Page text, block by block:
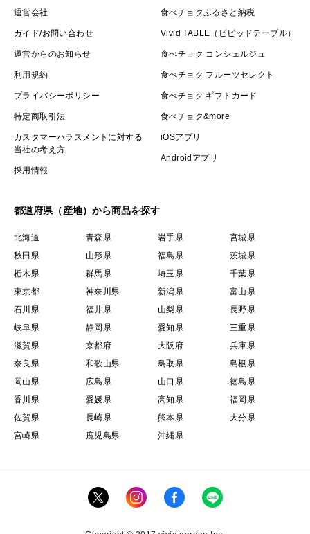
運営会社
ガイド/お問い合わせ
運営からのお知らせ
利用規約
プライバシーポリシー
特定商取引法
カスタマーハラスメントに対する
当社の考え方
採用情報
食べチョクふるさと納税
Vivid TABLE（ビビッドテーブル）
食べチョク コンシェルジュ
食べチョク フルーツセレクト
食べチョク ギフトカード
食べチョク&more
iOSアプリ
Androidアプリ
都道府県（産地）から商品を探す
北海道 青森県 岩手県
宮城県
秋田県
山形県 福島県
茨城県
栃木県
群馬県 埼玉県
千葉県
東京都
神奈川県 新潟県
富山県
石川県
福井県 山梨県
長野県
岐阜県
静岡県 愛知県
三重県
滋賀県
京都府 大阪府
兵庫県
奈良県
和歌山県 鳥取県
島根県
岡山県
広島県 山口県
徳島県
香川県
愛媛県 高知県
福岡県
佐賀県
長崎県 熊本県
大分県
宮崎県
鹿児島県 沖縄県